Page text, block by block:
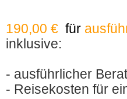
190,00 € für
inklusive:
- ausführlicher
- Reisekosten für